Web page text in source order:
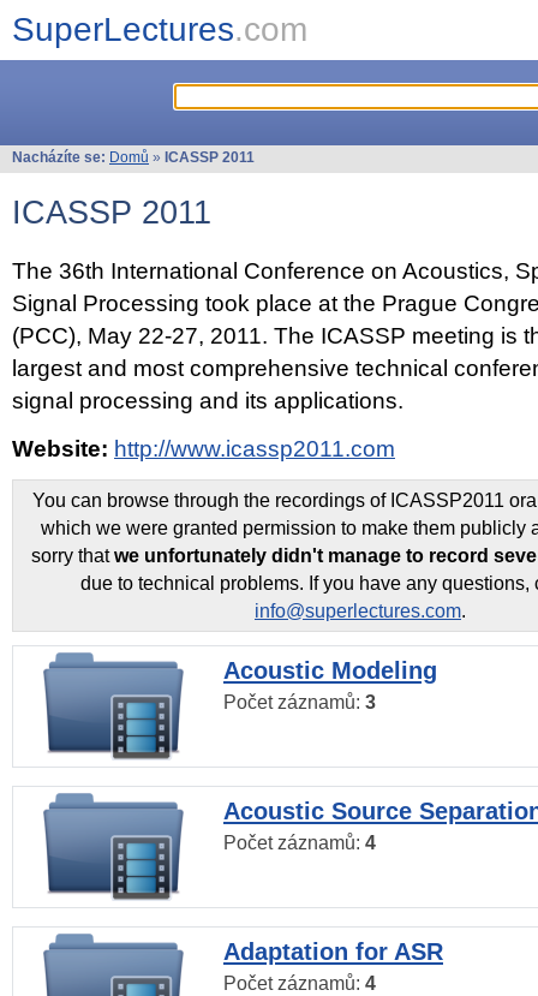
SuperLectures.com
Nacházíte se: Domů » ICASSP 2011
ICASSP 2011
The 36th International Conference on Acoustics,
Signal Processing took place at the Prague
(PCC), May 22-27, 2011. The ICASSP meeting is
largest and most comprehensive technical
signal processing and its applications.
Website: http://www.icassp2011.com
You can browse through the recordings of ICASSP2011
which we were granted permission to make them publicly
sorry thatwe unfortunately didn't manage to record
due to technical problems. If you have any questions,
info@superlectures.com.
Acoustic Modeling
Počet záznamů: 3
Acoustic Source
Počet záznamů: 4
Adaptation for ASR
Počet záznamů: 4